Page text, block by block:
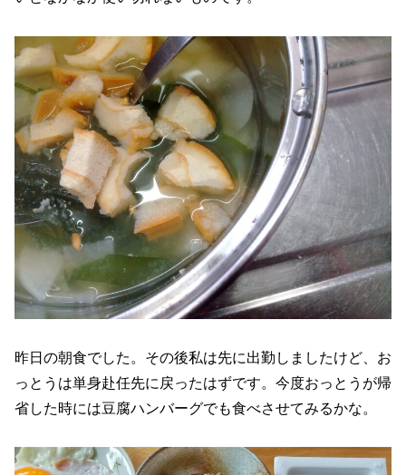
昨日の朝食でした。その後私は先に出勤しましたけど、お
っとうは単身赴任先に戻ったはずです。今度おっとうが帰
省した時には豆腐ハンバーグでも食べさせてみるかな。